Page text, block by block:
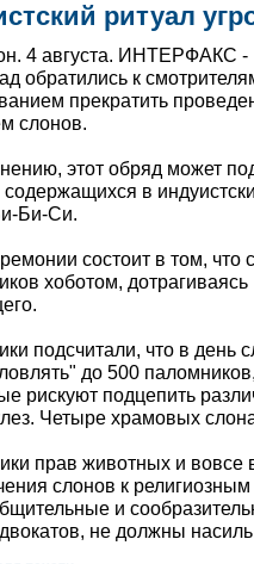
ритуал
4 августа. ИНТЕРФАКС -
обратились к
прекратить
слонов.
этот обряд может
содержащихся в
Би-Си.
состоит в том, что
хоботом,
подсчитали, что в день
до 500
рискуют подцепить
Четыре храмовых
прав животных и вовсе
слонов к
и
не должны